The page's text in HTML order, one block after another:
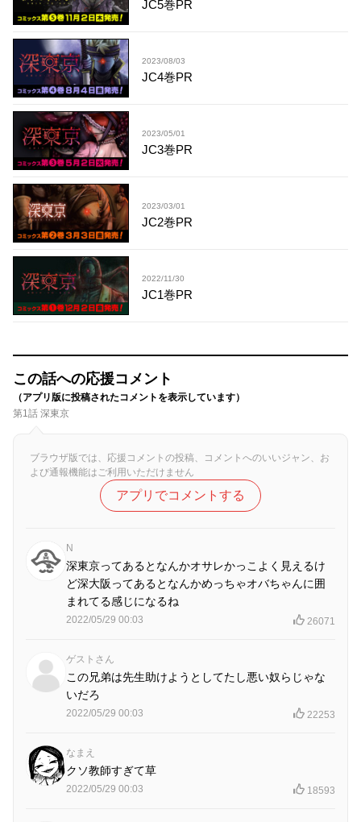
JC5巻PR
2023/08/03
JC4巻PR
2023/05/01
JC3巻PR
2023/03/01
JC2巻PR
2022/11/30
JC1巻PR
この話への応援コメント
（アプリ版に投稿されたコメントを表示しています）
第1話 深東京
ブラウザ版では、応援コメントの投稿、コメントへのいいジャン、お
よび通報機能はご利用いただけません
アプリでコメントする
N
深東京ってあるとなんかオサレかっこよく見えるけ
ど深大阪ってあるとなんかめっちゃオバちゃんに囲
まれてる感じになるね
2022/05/29 00:03 26071
ゲストさん
この兄弟は先生助けようとしてたし悪い奴らじゃな
いだろ
2022/05/29 00:03 22253
なまえ
クソ教師すぎて草
2022/05/29 00:03 18593